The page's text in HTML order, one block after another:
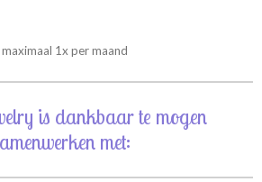
maximaal 1x per maand
is dankbaar te mogen
met: